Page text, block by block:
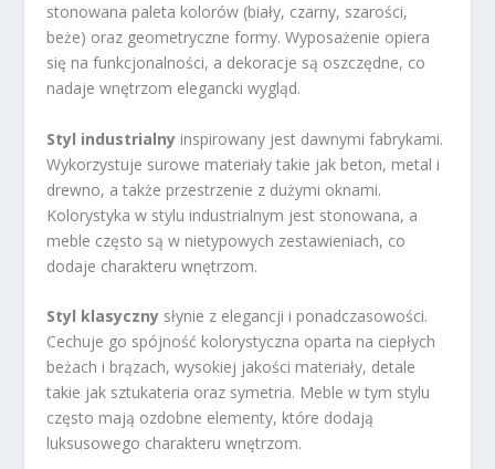
stonowana paleta kolorów (biały, czarny, szarości,
beże) oraz geometryczne formy. Wyposażenie opiera
się na funkcjonalności, a dekoracje są oszczędne, co
nadaje wnętrzom elegancki wygląd.
Styl industrialny inspirowany jest dawnymi fabrykami.
Wykorzystuje surowe materiały takie jak beton, metal i
drewno, a także przestrzenie z dużymi oknami.
Kolorystyka w stylu industrialnym jest stonowana, a
meble często są w nietypowych zestawieniach, co
dodaje charakteru wnętrzom.
Styl klasyczny słynie z elegancji i ponadczasowości.
Cechuje go spójność kolorystyczna oparta na ciepłych
beżach i brązach, wysokiej jakości materiały, detale
takie jak sztukateria oraz symetria. Meble w tym stylu
często mają ozdobne elementy, które dodają
luksusowego charakteru wnętrzom.